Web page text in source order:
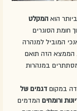
הוא המקלט
חומת הסוגרים
המוביל למנהרה
הממצא הזה תואם
במנהרות
במקום דגמים של
ורומחים המדמים